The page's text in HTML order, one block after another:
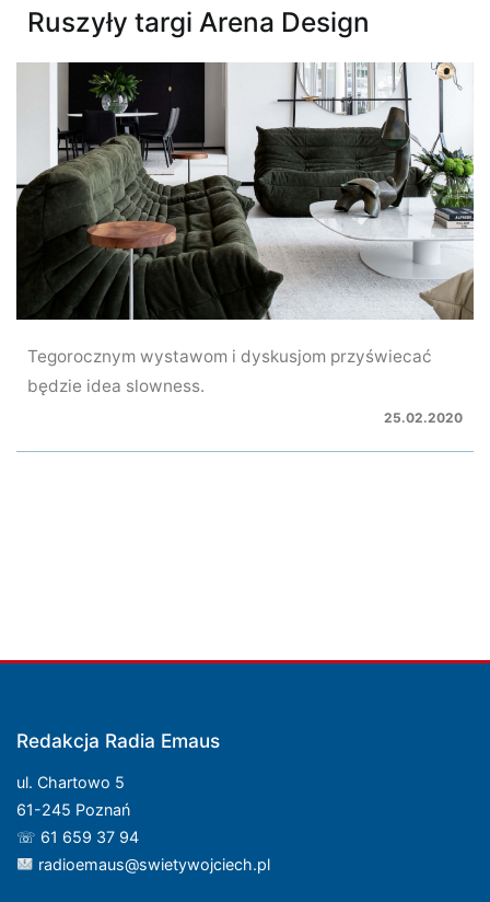
Ruszyły targi Arena Design
Tegorocznym wystawom i dyskusjom przyświecać
będzie idea slowness.
25.02.2020
Redakcja Radia Emaus
ul. Chartowo 5
61-245 Poznań
☏ 61 659 37 94
radioemaus@swietywojciech.pl